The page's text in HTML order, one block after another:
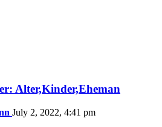
Alter,Kinder,Eheman
July 2, 2022, 4:41 pm